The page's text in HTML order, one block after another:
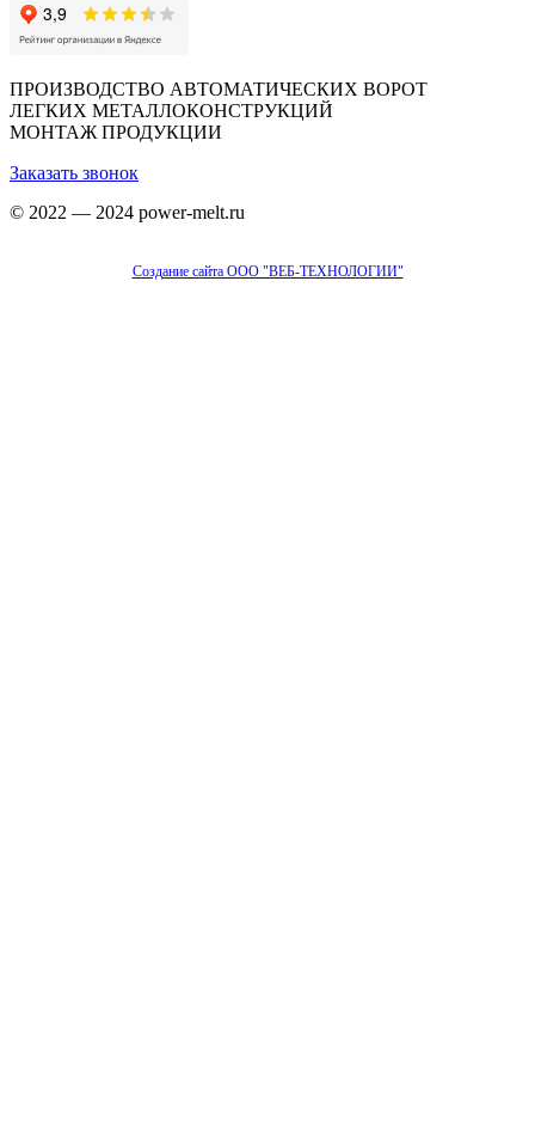
ПРОИЗВОДСТВО АВТОМАТИЧЕСКИХ ВОРОТ
ЛЕГКИХ МЕТАЛЛОКОНСТРУКЦИЙ
МОНТАЖ ПРОДУКЦИИ
Заказать звонок
© 2022 — 2024 power-melt.ru
Создание сайта ООО "ВЕБ-ТЕХНОЛОГИИ"